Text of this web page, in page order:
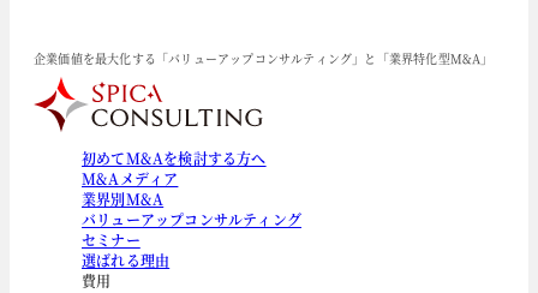
企業価値を最大化する「バリューアップコンサルティング」と「業界特化型M&A」
初めてM&Aを検討する方へ
M&Aメディア
業界別M&A
バリューアップコンサルティング
セミナー
選ばれる理由
費用